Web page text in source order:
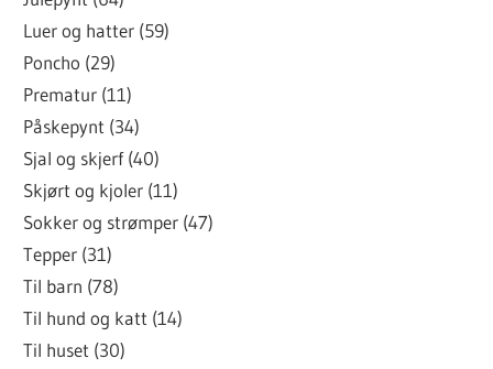
Luer og hatter (59)
Poncho (29)
Prematur (11)
Påskepynt (34)
Sjal og skjerf (40)
Skjørt og kjoler (11)
Sokker og strømper (47)
Tepper (31)
Til barn (78)
Til hund og katt (14)
Til huset (30)